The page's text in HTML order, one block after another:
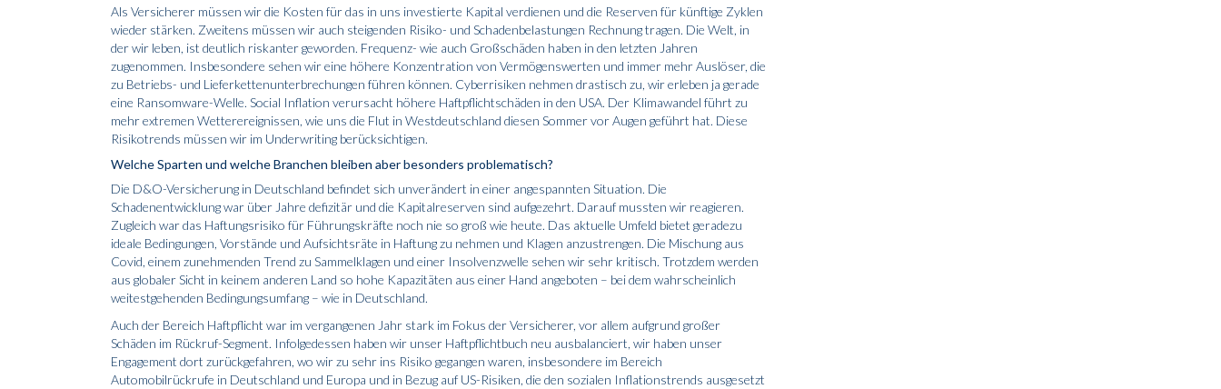
Als Versicherer müssen wir die Kosten für das in uns investierte Kapital verdienen und die Reserven für künftige Zyklen
wieder stärken. Zweitens müssen wir auch steigenden Risiko- und Schadenbelastungen Rechnung tragen. Die Welt, in
der wir leben, ist deutlich riskanter geworden. Frequenz- wie auch Großschäden haben in den letzten Jahren
zugenommen. Insbesondere sehen wir eine höhere Konzentration von Vermögenswerten und immer mehr Auslöser, die
zu Betriebs- und Lieferkettenunterbrechungen führen können. Cyberrisiken nehmen drastisch zu, wir erleben ja gerade
eine Ransomware-Welle. Social Inflation verursacht höhere Haftpflichtschäden in den USA. Der Klimawandel führt zu
mehr extremen Wetterereignissen, wie uns die Flut in Westdeutschland diesen Sommer vor Augen geführt hat. Diese
Risikotrends müssen wir im Underwriting berücksichtigen.
Welche Sparten und welche Branchen bleiben aber besonders problematisch?
Die D&O-Versicherung in Deutschland befindet sich unverändert in einer angespannten Situation. Die
Schadenentwicklung war über Jahre defizitär und die Kapitalreserven sind aufgezehrt. Darauf mussten wir reagieren.
Zugleich war das Haftungsrisiko für Führungskräfte noch nie so groß wie heute. Das aktuelle Umfeld bietet geradezu
ideale Bedingungen, Vorstände und Aufsichtsräte in Haftung zu nehmen und Klagen anzustrengen. Die Mischung aus
Covid, einem zunehmenden Trend zu Sammelklagen und einer Insolvenzwelle sehen wir sehr kritisch. Trotzdem werden
aus globaler Sicht in keinem anderen Land so hohe Kapazitäten aus einer Hand angeboten – bei dem wahrscheinlich
weitest­gehenden Bedingungsumfang – wie in Deutschland.
Auch der Bereich Haftpflicht war im vergangenen Jahr stark im Fokus der Versicherer, vor allem aufgrund großer
Schäden im Rückruf-Segment. Infolgedessen haben wir unser Haftpflichtbuch neu ausbalanciert, wir haben unser
Engagement dort zurückgefahren, wo wir zu sehr ins Risiko gegangen waren, insbesondere im Bereich
Automobilrückrufe in Deutschland und Europa und in Bezug auf US-Risiken, die den sozialen Inflationstrends ausgesetzt